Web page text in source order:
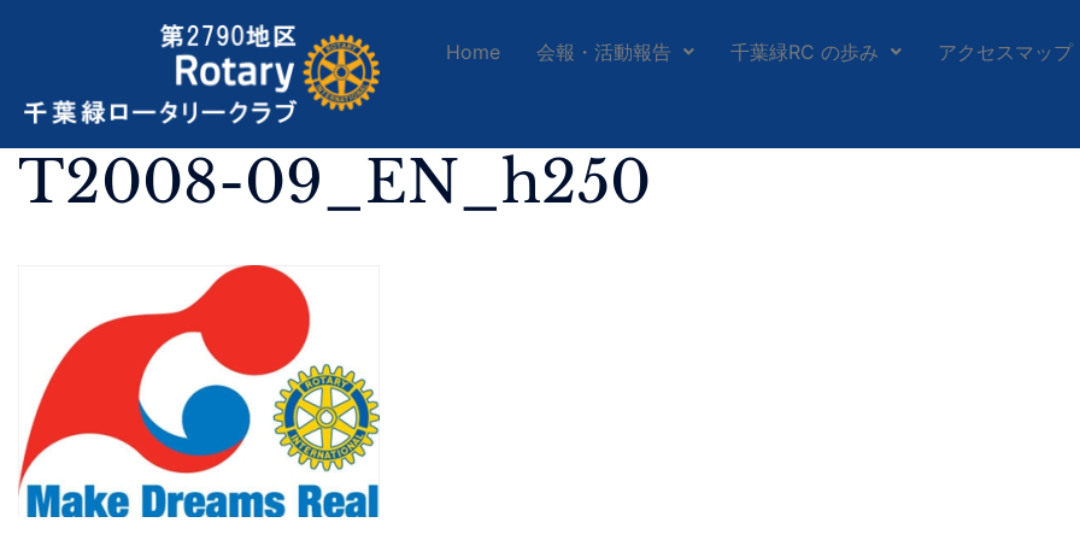
Home 会報・活動報告 千葉緑RC の歩み アクセスマップ
T2008-09_EN_h250